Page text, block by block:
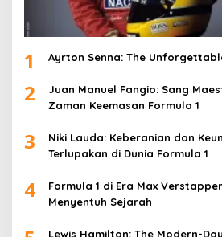
1 Ayrton Senna: The
2
Juan Manuel Fangio: Sang
Zaman Keemasan Formula 1
3
Niki Lauda: Keberanian dan
Terlupakan di Dunia Formula 1
4
Formula 1 di Era Max
Menyentuh Sejarah
Lewis Hamilton: The Modern-